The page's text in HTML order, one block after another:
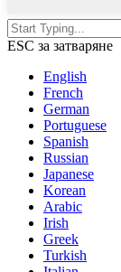
ESC за затваряне
English
French
German
Portuguese
Spanish
Russian
Japanese
Korean
Arabic
Irish
Greek
Turkish